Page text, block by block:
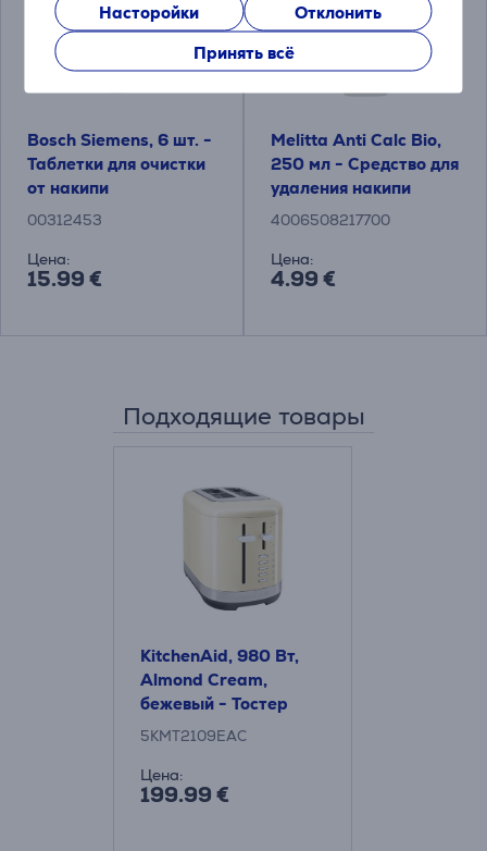
Насторойки
Отклонить
Принять всё
Bosch Siemens, 6 шт. -
Таблетки для очистки
от накипи
00312453
Цена:
15.99 €
Melitta Anti Calc Bio,
250 мл - Средство для
удаления накипи
4006508217700
Цена:
4.99 €
Подходящие товары
KitchenAid, 980 Вт,
Almond Cream,
бежевый - Тостер
5KMT2109EAC
Цена:
199.99 €